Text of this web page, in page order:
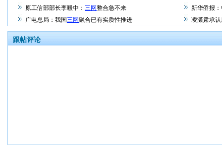
原工信部部长李毅中： 三网整合急不来
新华侨报：
广电总局：我国三网融合已有实质性推进 凌潇肃承
跟帖评论